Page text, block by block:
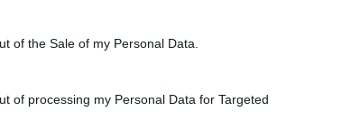
of the Sale of my Personal Data.
of processing my Personal Data for Targeted